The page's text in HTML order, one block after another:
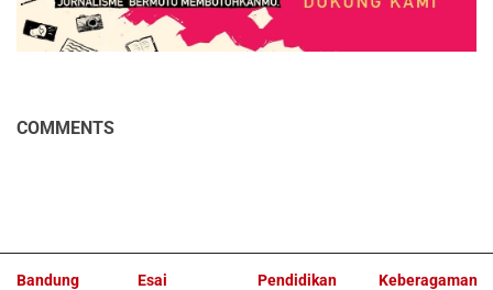
COMMENTS
Bandung Esai Pendidikan Keberagaman